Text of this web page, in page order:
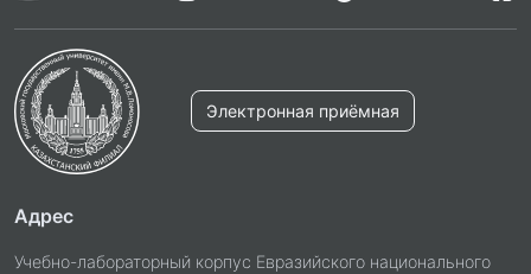
Электронная приёмная
Адрес
Учебно-лабораторный корпус Евразийского национального